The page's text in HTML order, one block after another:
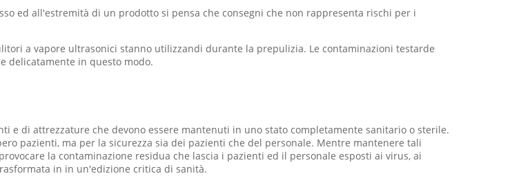
ed all'estremità di un prodotto si pensa che consegni che non rappresenta rischi per i
a vapore ultrasonici stanno utilizzandi durante la prepulizia. Le contaminazioni testarde
delicatamente in questo modo.
e di attrezzature che devono essere mantenuti in uno stato completamente sanitario o sterile.
pazienti, ma per la sicurezza sia dei pazienti che del personale. Mentre mantenere tali
la contaminazione residua che lascia i pazienti ed il personale esposti ai virus, ai
in in un'edizione critica di sanità.